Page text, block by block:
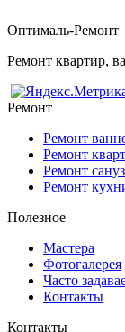
Оптималь-Ремонт
Ремонт квартир,
Ремонт
Ремонт
Ремонт
Ремонт
Ремонт
Полезное
Мастера
Фотогалерея
Часто
Контакты
Контакты